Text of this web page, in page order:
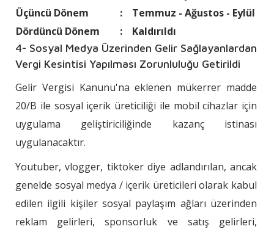
Üçüncü Dönem
:
Temmuz - Ağustos - Eylül
Dördüncü Dönem
: Kaldırıldı
4- Sosyal Medya Üzerinden Gelir Sağlayanlardan
Vergi Kesintisi Yapılması Zorunluluğu Getirildi
Gelir Vergisi Kanunu'na eklenen mükerrer madde
20/B ile sosyal içerik üreticiliği ile mobil cihazlar için
uygulama geliştiriciliğinde kazanç istinası
uygulanacaktır.
Youtuber, vlogger, tiktoker diye adlandırılan, ancak
genelde sosyal medya / içerik üreticileri olarak kabul
edilen ilgili kişiler sosyal paylaşım ağları üzerinden
reklam gelirleri, sponsorluk ve satış gelirleri,